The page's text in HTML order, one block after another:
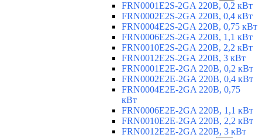
FRN0001E2S-2GA 220В, 0,2 кВт
FRN0002E2S-2GA 220В, 0,4 кВт
FRN0004E2S-2GA 220В, 0,75 кВт
FRN0006E2S-2GA 220В, 1,1 кВт
FRN0010E2S-2GA 220В, 2,2 кВт
FRN0012E2S-2GA 220В, 3 кВт
FRN0001E2E-2GA 220В, 0,2 кВт
FRN0002E2E-2GA 220В, 0,4 кВт
FRN0004E2E-2GA 220В, 0,75
кВт
FRN0006E2E-2GA 220В, 1,1 кВт
FRN0010E2E-2GA 220В, 2,2 кВт
FRN0012E2E-2GA 220В, 3 кВт